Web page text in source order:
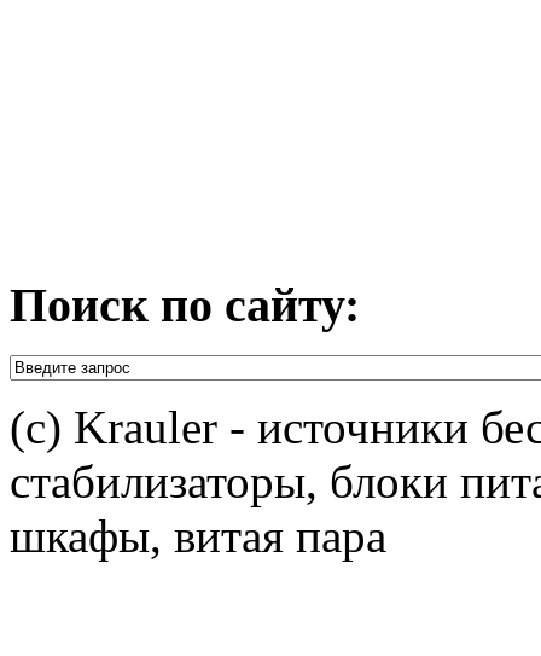
Поиск по сайту:
(c) Krauler - источники
стабилизаторы, блоки
шкафы, витая пара